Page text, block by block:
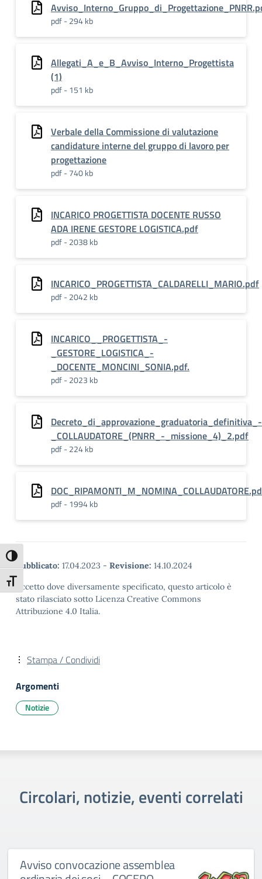
Attiva/disattiva alto contrasto
Attiva/disattiva dimensione testo
pdf - 294 kb
Allegati_A_e_B_Avviso_Interno_Progettista
(1)
pdf - 151 kb
Verbale della Commissione di valutazione
candidature interne del gruppo di lavoro per
progettazione
pdf - 740 kb
INCARICO PROGETTISTA DOCENTE RUSSO
ADA IRENE GESTORE LOGISTICA.pdf
pdf - 2038 kb
INCARICO_PROGETTISTA_CALDARELLI_MARIO.pdf
pdf - 2042 kb
INCARICO__PROGETTISTA_-
_GESTORE_LOGISTICA_-
_DOCENTE_MONCINI_SONIA.pdf.
pdf - 2023 kb
Decreto_di_approvazione_graduatoria_definitiva_-
_COLLAUDATORE_(PNRR_-_missione_4)_2.pdf
pdf - 224 kb
pdf - 1994 kb
Pubblicato: 17.04.2023 - Revisione: 14.10.2024
Eccetto dove diversamente specificato, questo articolo è
stato rilasciato sotto Licenza Creative Commons
Attribuzione 4.0 Italia.
Stampa / Condividi
Argomenti
Notizie
Circolari, notizie, eventi correlati
Avviso convocazione assemblea